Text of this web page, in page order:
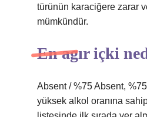
türünün karaciğere zarar
mümkündür.
En agır içki
Absent / %75 Absent,
yüksek alkol oranına